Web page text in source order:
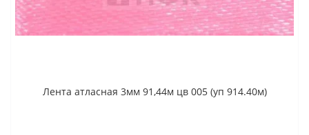
Лента атласная 3мм 91,44м цв 005 (уп 914.40м)